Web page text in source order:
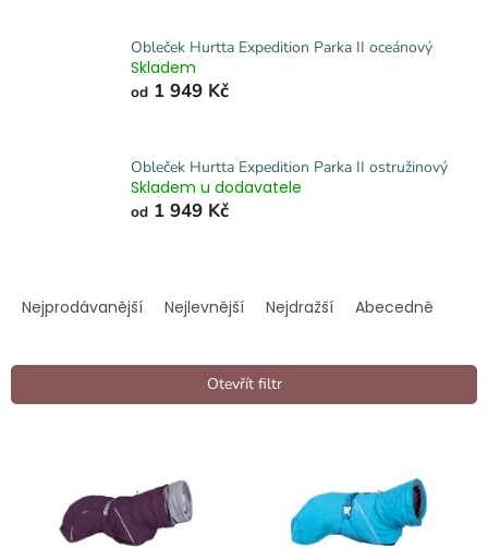
Obleček Hurtta Expedition Parka II oceánový
Skladem
od 1 949 Kč
Obleček Hurtta Expedition Parka II ostružinový
Skladem u dodavatele
od 1 949 Kč
n
í
Nejprodávanější Nejlevnější Nejdražší Abecedně
Otevřít filtr